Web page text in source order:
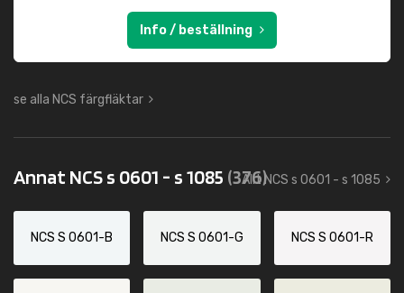
Info / beställning
se alla NCS färgfläktar
Annat NCS s 0601 - s 1085 (376)
Allt NCS s 0601 - s 1085
NCS S 0601-B NCS S 0601-G NCS S 0601-R